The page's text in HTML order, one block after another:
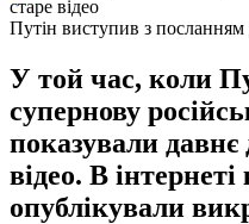
Путін виступив з посланням
У той час, коли
супернову
показували давнє
відео. В інтернеті
опублікували